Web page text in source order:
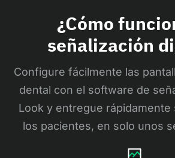
¿Cómo
señalización
Configure fácilmente las
dental con el software de
Look y entregue rápidamente
los pacientes, en solo unos